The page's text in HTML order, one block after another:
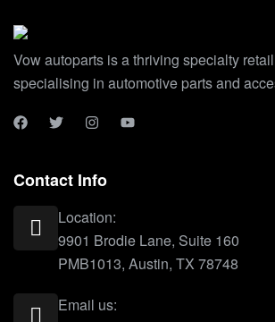
Vow autoparts is a thriving specialty
specialising in automotive parts and
Contact Info
Location:
9901 Brodie Lane, Suite 160
PMB1013, Austin, TX 78748
Email us: